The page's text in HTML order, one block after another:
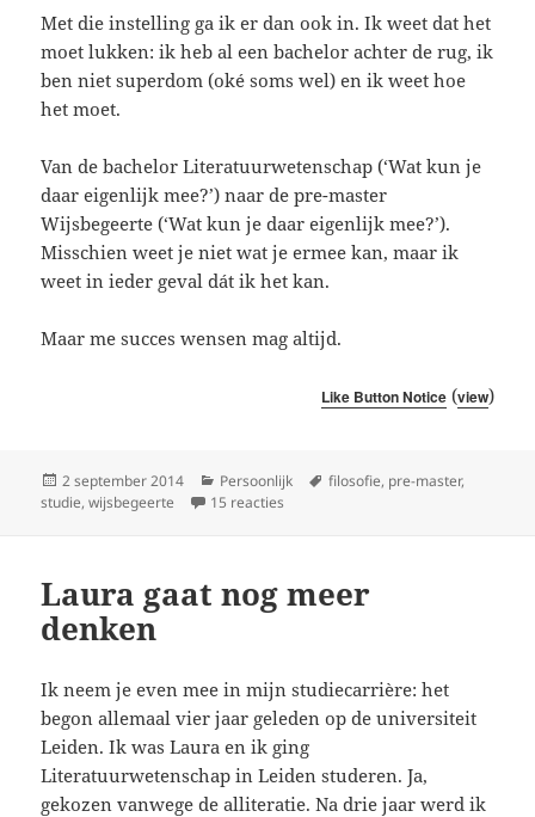
Met die instelling ga ik er dan ook in. Ik weet dat het
moet lukken: ik heb al een bachelor achter de rug, ik
ben niet superdom (oké soms wel) en ik weet hoe
het moet.
Van de bachelor Literatuurwetenschap (‘Wat kun je
daar eigenlijk mee?’) naar de pre-master
Wijsbegeerte (‘Wat kun je daar eigenlijk mee?’).
Misschien weet je niet wat je ermee kan, maar ik
weet in ieder geval dát ik het kan.
Maar me succes wensen mag altijd.
Like Button Notice(view)
Geplaatst
op
2 september 2014 Categorieën
Persoonlijk Tags
filosofie, pre-master,
studie,wijsbegeerte 15 reacties
Laura gaat nog meer
denken
Ik neem je even mee in mijn studiecarrière: het
begon allemaal vier jaar geleden op de universiteit
Leiden. Ik was Laura en ik ging
Literatuurwetenschap in Leiden studeren. Ja,
gekozen vanwege de alliteratie. Na drie jaar werd ik